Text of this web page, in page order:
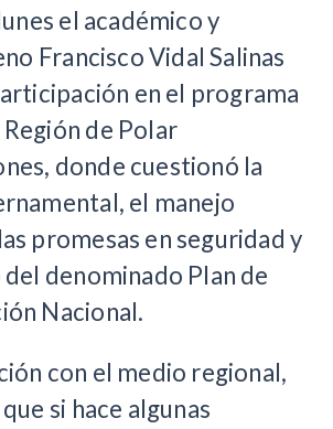
el académico y
Francisco Vidal Salinas
en el programa
de Polar
donde cuestionó la
el manejo
promesas en seguridad y
denominado Plan de
Nacional.
con el medio regional,
si hace algunas